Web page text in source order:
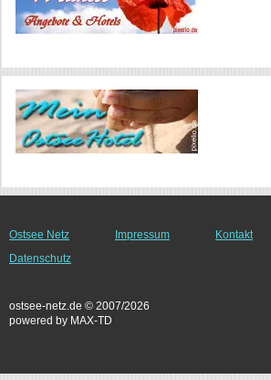
Ostsee Netz Impressum Kontakt
Datenschutz
ostsee-netz.de © 2007/2026
powered by MAX-TD